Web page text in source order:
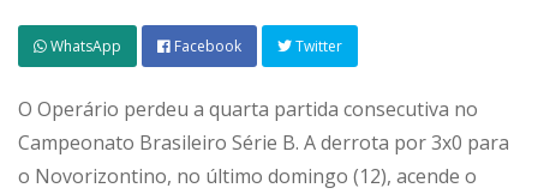
WhatsApp Facebook Twitter
O Operário perdeu a quarta partida consecutiva no
Campeonato Brasileiro Série B. A derrota por 3x0 para
o Novorizontino, no último domingo (12), acende o